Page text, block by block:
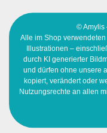
© Amylis
Alle im Shop
Illustrationen –
durch KI generierter
und dürfen ohne unsere
kopiert, verändert oder
Nutzungsrechte an allen